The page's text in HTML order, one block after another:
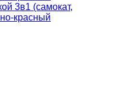
3в1 (самокат,
красный